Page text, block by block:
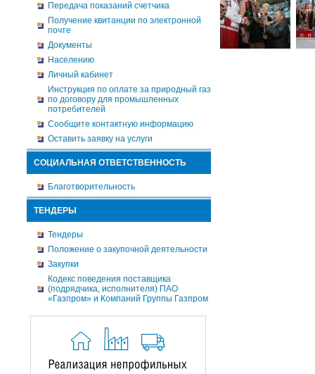
Передача показаний счетчика
Получение квитанции по электронной
почте
Документы
Населению
Личный кабинет
Инструкция по оплате за природный газ
по договору для промышленных
потребителей
Сообщите контактную информацию
Оставить заявку на услуги
СОЦИАЛЬНАЯ ОТВЕТСТВЕННОСТЬ
Благотворительность
ТЕНДЕРЫ
Тендеры
Положение о закупочной деятельности
Закупки
Кодекс поведения поставщика
(подрядчика, исполнителя) ПАО
«Газпром» и Компаний Группы Газпром